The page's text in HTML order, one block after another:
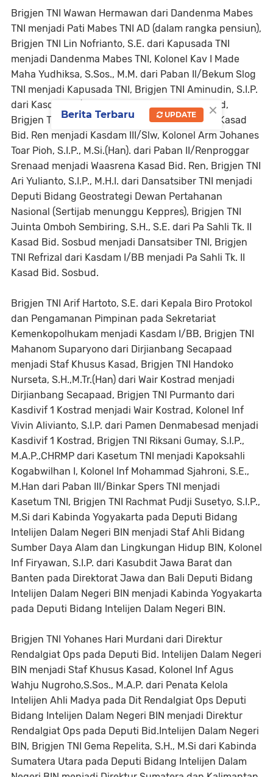
Brigjen TNI Wawan Hermawan dari Dandenma Mabes
TNI menjadi Pati Mabes TNI AD (dalam rangka pensiun),
Brigjen TNI Lin Nofrianto, S.E. dari Kapusada TNI
menjadi Dandenma Mabes TNI, Kolonel Kav I Made
Maha Yudhiksa, S.Sos., M.M. dari Paban Il/Bekum Slog
TNI menjadi Kapusada TNI, Brigjen TNI Aminudin, S.I.P.
dari Kasdam III/Slw menjadi Staf Khusus Kasad,
Brigjen TNI Tato Hadiyan, S.I.P. dari Waasrena Kasad
Bid. Ren menjadi Kasdam III/Slw, Kolonel Arm Johanes
Toar Pioh, S.I.P., M.Si.(Han). dari Paban II/Renproggar
Srenaad menjadi Waasrena Kasad Bid. Ren, Brigjen TNI
Ari Yulianto, S.I.P., M.H.I. dari Dansatsiber TNI menjadi
Deputi Bidang Geostrategi Dewan Pertahanan
Nasional (Sertijab menunggu Keppres), Brigjen TNI
Juinta Omboh Sembiring, S.H., S.E. dari Pa Sahli Tk. II
Kasad Bid. Sosbud menjadi Dansatsiber TNI, Brigjen
TNI Refrizal dari Kasdam I/BB menjadi Pa Sahli Tk. II
Kasad Bid. Sosbud.
Brigjen TNI Arif Hartoto, S.E. dari Kepala Biro Protokol
dan Pengamanan Pimpinan pada Sekretariat
Kemenkopolhukam menjadi Kasdam I/BB, Brigjen TNI
Mahanom Suparyono dari Dirjianbang Secapaad
menjadi Staf Khusus Kasad, Brigjen TNI Handoko
Nurseta, S.H.,M.Tr.(Han) dari Wair Kostrad menjadi
Dirjianbang Secapaad, Brigjen TNI Purmanto dari
Kasdivif 1 Kostrad menjadi Wair Kostrad, Kolonel Inf
Vivin Alivianto, S.I.P. dari Pamen Denmabesad menjadi
Kasdivif 1 Kostrad, Brigjen TNI Riksani Gumay, S.I.P.,
M.A.P.,CHRMP dari Kasetum TNI menjadi Kapoksahli
Kogabwilhan I, Kolonel Inf Mohammad Sjahroni, S.E.,
M.Han dari Paban III/Binkar Spers TNI menjadi
Kasetum TNI, Brigjen TNI Rachmat Pudji Susetyo, S.I.P.,
M.Si dari Kabinda Yogyakarta pada Deputi Bidang
Intelijen Dalam Negeri BIN menjadi Staf Ahli Bidang
Sumber Daya Alam dan Lingkungan Hidup BIN, Kolonel
Inf Firyawan, S.I.P. dari Kasubdit Jawa Barat dan
Banten pada Direktorat Jawa dan Bali Deputi Bidang
Intelijen Dalam Negeri BIN menjadi Kabinda Yogyakarta
pada Deputi Bidang Intelijen Dalam Negeri BIN.
Brigjen TNI Yohanes Hari Murdani dari Direktur
Rendalgiat Ops pada Deputi Bid. Intelijen Dalam Negeri
BIN menjadi Staf Khusus Kasad, Kolonel Inf Agus
Wahju Nugroho,S.Sos., M.A.P. dari Penata Kelola
Intelijen Ahli Madya pada Dit Rendalgiat Ops Deputi
Bidang Intelijen Dalam Negeri BIN menjadi Direktur
Rendalgiat Ops pada Deputi Bid.Intelijen Dalam Negeri
BIN, Brigjen TNI Gema Repelita, S.H., M.Si dari Kabinda
Sumatera Utara pada Deputi Bidang Intelijen Dalam
×
Berita Terbaru UPDATE